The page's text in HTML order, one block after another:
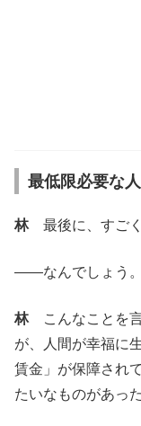
最低限必要な
林最後に、すごく
――なんでしょう。
林こんなことを言
が、人間が幸福に
賃金」が保障され
たいなものがあっ